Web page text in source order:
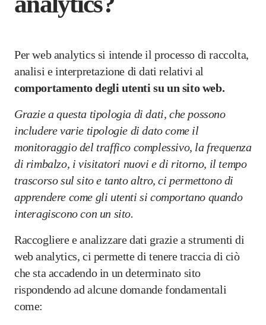
Per web analytics si intende il processo di raccolta,
analisi e interpretazione di dati relativi al
comportamento degli utenti su un sito web.
Grazie a questa tipologia di dati, che possono
includere varie tipologie di dato come il
monitoraggio del traffico complessivo, la frequenza
di rimbalzo, i visitatori nuovi e di ritorno, il tempo
trascorso sul sito e tanto altro, ci permettono di
apprendere come gli utenti si comportano quando
interagiscono con un sito.
Raccogliere e analizzare dati grazie a strumenti di
web analytics, ci permette di tenere traccia di ciò
che sta accadendo in un determinato sito
rispondendo ad alcune domande fondamentali
come: